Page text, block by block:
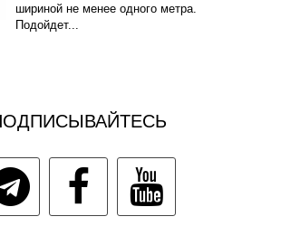
шириной не менее одного метра.
Подойдет...